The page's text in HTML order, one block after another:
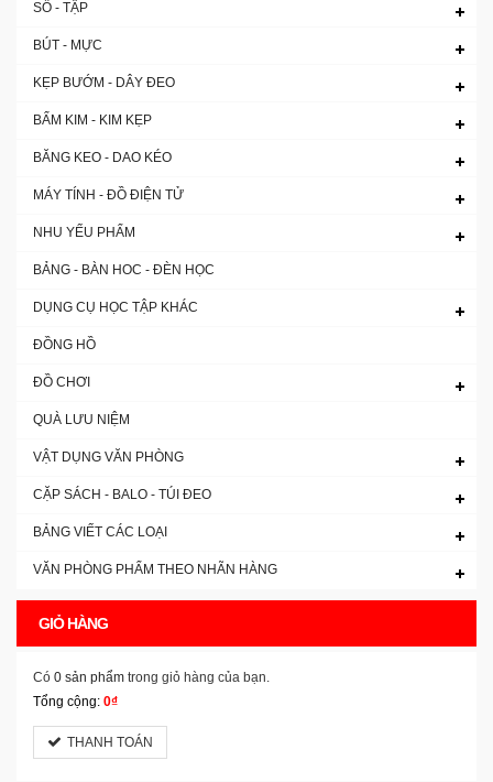
SỔ - TẬP
BÚT - MỰC
KẸP BƯỚM - DÂY ĐEO
BẤM KIM - KIM KẸP
BĂNG KEO - DAO KÉO
MÁY TÍNH - ĐỒ ĐIỆN TỬ
NHU YẾU PHẨM
BẢNG - BÀN HOC - ĐÈN HỌC
DỤNG CỤ HỌC TẬP KHÁC
ĐỒNG HỒ
ĐỒ CHƠI
QUÀ LƯU NIỆM
VẬT DỤNG VĂN PHÒNG
CẶP SÁCH - BALO - TÚI ĐEO
BẢNG VIẾT CÁC LOẠI
VĂN PHÒNG PHẨM THEO NHÃN HÀNG
GIỎ HÀNG
Có 0 sản phẩm trong giỏ hàng của bạn.
Tổng cộng: 0₫
THANH TOÁN